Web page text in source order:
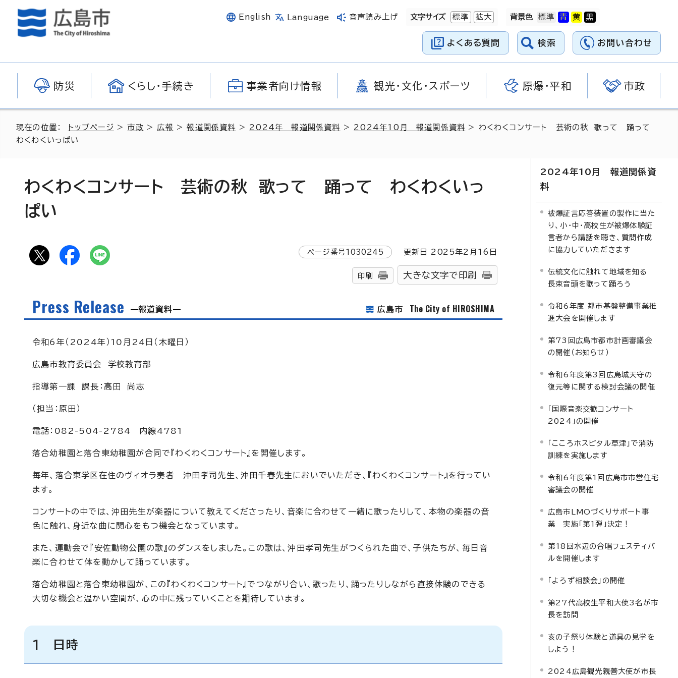
English Language 音声読み上げ 文字サイズ 標準 拡大 背景色
よくある質問 検索 お問い合わせ
防災 くらし・手続き 事業者向け情報 観光・文化・スポーツ 原爆・平和 市政
現在の位置： トップページ >市政 > 広報 >報道関係資料 > 2024年 報道関係資料 > 2024年10月 報道関係資料 > わくわくコンサート 芸術の秋 歌って 踊って
わくわくいっぱい
わくわくコンサート 芸術の秋 歌って 踊って わくわくいっ
ぱい
ページ番号1030245 更新日 2025年2月 16 日
印刷 大きな文字で印刷
Press Release 報道資料 広島市 The City of HIROSHIMA
令和6年（2024年）10月24日（木曜日）
広島市教育委員会 学校教育部
指導第一課 課長：高田 尚志
（担当：原田）
電話：082-504-2784 内線4781
落合幼稚園と落合東幼稚園が合同で『わくわくコンサート』を開催します。
毎年、落合東学区在住のヴィオラ奏者 沖田孝司先生、沖田千春先生においでいただき、『わくわくコンサート』を行ってい
ます。
コンサートの中では、沖田先生が楽器について教えてくださったり、音楽に合わせて一緒に歌ったりして、本物の楽器の音
色に触れ、身近な曲に関心をもつ機会となっています。
また、運動会で『安佐動物公園の歌』のダンスをしました。この歌は、沖田孝司先生がつくられた曲で、子供たちが、毎日音
楽に合わせて体を動かして踊っています。
落合幼稚園と落合東幼稚園が、この『わくわくコンサート』でつながり合い、歌ったり、踊ったりしながら直接体験のできる
大切な機会と温かい空間が、心の中に残っていくことを期待しています。
1 日時
2024年10月 報道関係資
料
被爆証言応答装置の製作に当た
り、小・中・高校生が被爆体験証
言者から講話を聴き、質問作成
に協力していただきます
伝統文化に触れて地域を知る
長束音頭を歌って踊ろう
令和6年度 都市基盤整備事業推
進大会を開催します
第73回広島市都市計画審議会
の開催（お知らせ）
令和6年度第3回広島城天守の
復元等に関する検討会議の開催
「国際音楽交歓コンサート
2024」の開催
「こころホスピタル草津」で消防
訓練を実施します
令和6年度第1回広島市市営住宅
審議会の開催
広島市LMOづくりサポート事
業 実施「第1弾」決定！
第18回水辺の合唱フェスティバ
ルを開催します
「よろず相談会」の開催
第27代高校生平和大使3名が市
長を訪問
亥の子祭り体験と道具の見学を
しよう！
2024広島観光親善大使が市長